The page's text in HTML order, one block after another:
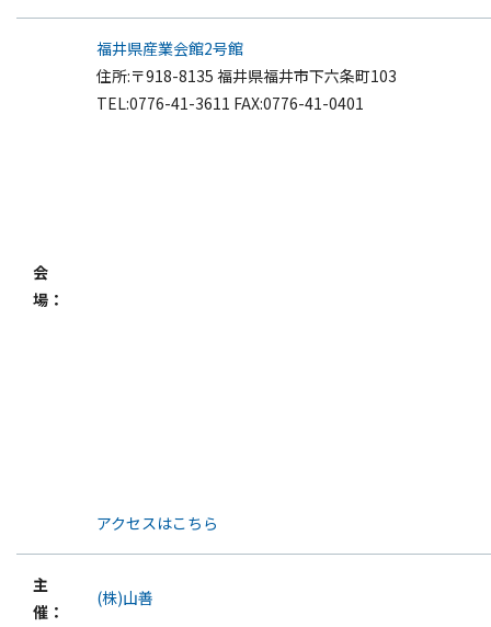
サイトマップ
会
場：
福井県産業会館2号館
住所:〒918-8135 福井県福井市下六条町103
TEL:0776-41-3611 FAX:0776-41-0401
アクセスはこちら
主
催：
(株)山善